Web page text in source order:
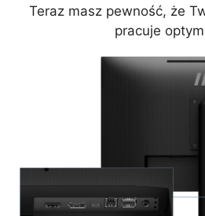
Teraz masz pewność, że
pracuje